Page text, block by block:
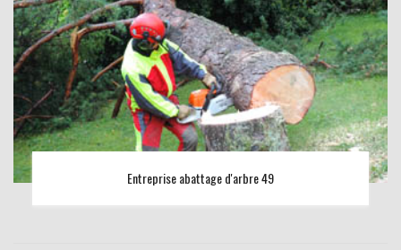
Entreprise abattage d'arbre 49